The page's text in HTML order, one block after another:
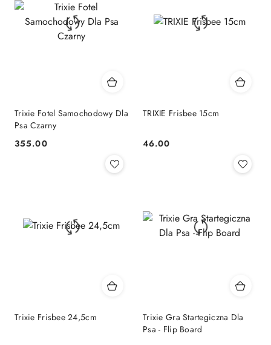
Trixie Fotel Samochodowy Dla
Psa Czarny
Cena:
355.00
TRIXIE Frisbee 15cm
Cena:
46.00
Trixie Frisbee 24,5cm
Trixie Gra Startegiczna Dla
Psa - Flip Board